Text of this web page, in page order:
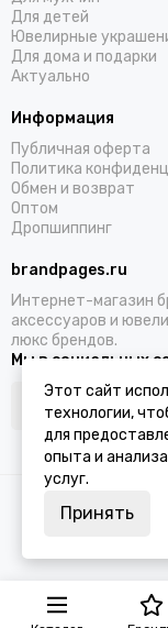
Для детей
Ювелирные
Для дома и подарки
Актуально
Информация
Публичная оферта
Политика
Обмен и возврат
Оптом
Дропшиппинг
brandpages.ru
Интернет-магазин
аксессуаров и
люкс брендов.
Мы в социальных
Этот сайт
технологии,
для
опыта и
услуг.
Принять